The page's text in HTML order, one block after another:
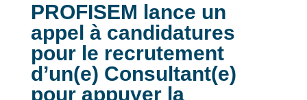
PROFISEM lance un
appel à candidatures
pour le recrutement
d’un(e) Consultant(e)
pour appuyer la